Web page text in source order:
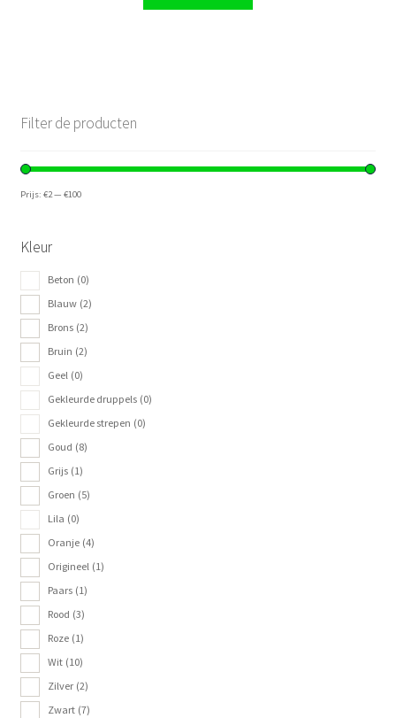
Filter de producten
Prijs: €2— €100
Kleur
Beton (0)
Blauw (2)
Brons (2)
Bruin (2)
Geel (0)
Gekleurde druppels (0)
Gekleurde strepen (0)
Goud (8)
Grijs (1)
Groen (5)
Lila (0)
Oranje (4)
Origineel (1)
Paars (1)
Rood (3)
Roze (1)
Wit (10)
Zilver (2)
Zwart (7)